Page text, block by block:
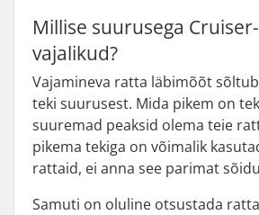
Millise suurusega
vajalikud?
Vajamineva ratta läbimõõt
teki suurusest. Mida pikem on
suuremad peaksid olema teie
pikema tekiga on võimalik
rattaid, ei anna see parimat
Samuti on oluline otsustada